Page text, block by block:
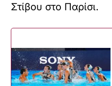
Στίβου στο Παρίσι.